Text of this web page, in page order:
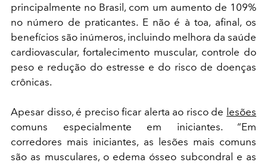
principalmente no Brasil, com um aumento de 109%
no número de praticantes. E não é à toa, afinal, os
benefícios são inúmeros, incluindo melhora da saúde
cardiovascular, fortalecimento muscular, controle do
peso e redução do estresse e do risco de doenças
crônicas.
Apesar disso, é preciso ficar alerta ao risco de lesões
comuns especialmente em iniciantes. “Em
corredores mais iniciantes, as lesões mais comuns
são as musculares, o edema ósseo subcondral e as